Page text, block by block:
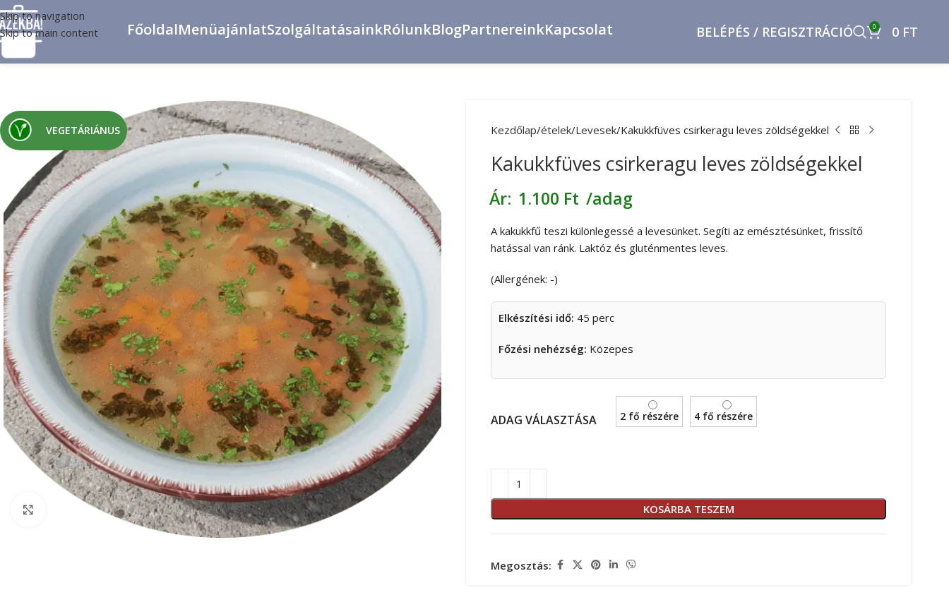
Skip to navigation
Skip to main content
FőoldalMenüajánlatSzolgáltatásainkRólunkBlogPartnereinkKapcsolat BELÉPÉS / REGISZTRÁCIÓ 0 0 FT
VEGETÁRIÁNUS
Nagyításhoz kattints ide
Kezdőlap ételek Levesek Kakukkfüves csirkeragu leves zöldségekkel
Kakukkfüves csirkeragu leves zöldségekkel
Ár: 1.100 Ft /adag
A kakukkfű teszi különlegessé a levesünket. Segíti az emésztésünket, frissítő
hatással van ránk. Laktóz és gluténmentes leves.
(Allergének: -)
Elkészítési idő: 45 perc
Főzési nehézség: Közepes
ADAG VÁLASZTÁSA 2 fő részére 4 fő részére
KOSÁRBA TESZEM
Megosztás: